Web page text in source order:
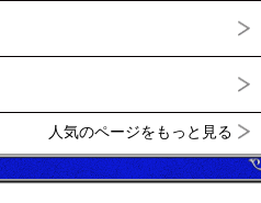
人気のページをもっと見る